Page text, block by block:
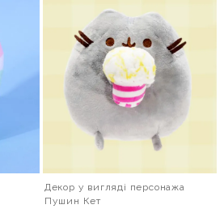
Декор у вигляді персонажа
Пушин Кет